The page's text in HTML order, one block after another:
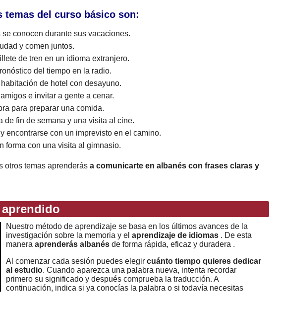
temas del curso básico son:
se conocen durante sus vacaciones.
y comen juntos.
de tren en un idioma extranjero.
del tiempo en la radio.
de hotel con desayuno.
e invitar a gente a cenar.
para preparar una comida.
de fin de semana y una visita al cine.
y encontrarse con un imprevisto en el camino.
forma con una visita al gimnasio.
otros temas aprenderás a comunicarte en albanés con frases claras y
Nuestro método de aprendizaje se basa en los últimos avances de la
investigación sobre la memoria y el aprendizaje de idiomas. De esta
manera aprenderás albanésde forma rápida, eficaz y duradera .
Al comenzar cada sesión puedes elegir cuánto tiempo quieres dedicar
al estudio. Cuando aparezca una palabra nueva, intenta recordar
primero su significado y después comprueba la traducción. A
continuación, indica si ya conocías la palabra o si todavía necesitas